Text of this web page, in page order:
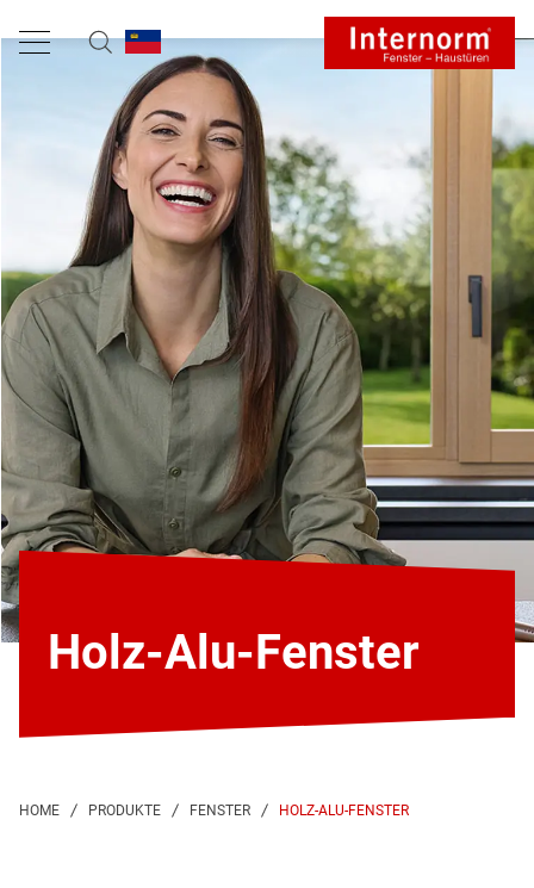
Holz-Alu-Fenster
HOLZ-ALU-FENSTER